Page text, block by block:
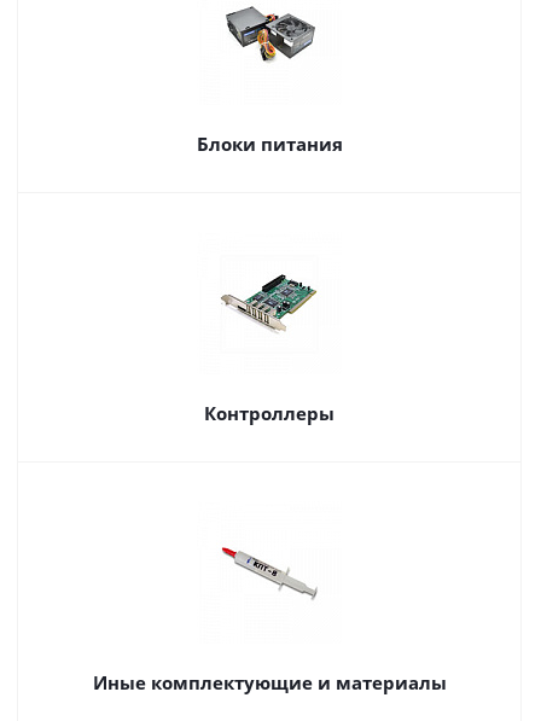
Блоки питания
Контроллеры
Иные комплектующие и материалы